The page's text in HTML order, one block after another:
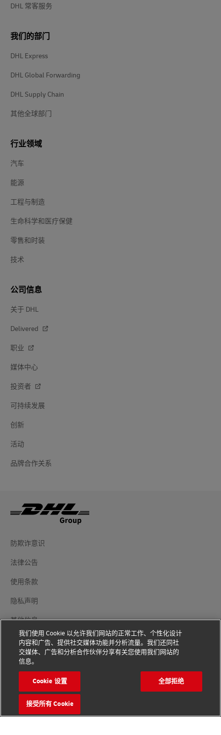
DHL 常客服务
我们的部门
DHL Express
DHL Global Forwarding
DHL Supply Chain
其他全球部门
行业领域
汽车
能源
工程与制造
生命科学和医疗保健
零售和时装
技术
公司信息
关于 DHL
Delivered
职业
媒体中心
投资者
可持续发展
创新
活动
品牌合作关系
防欺诈意识
法律公告
使用条款
隐私声明
其他信息
Cookie 设置
关注我们
我们使用 Cookie 以允许我们网站的正常工作、个性化设计
内容和广告、提供社交媒体功能并分析流量。我们还同社
交媒体、广告和分析合作伙伴分享有关您使用我们网站的
信息。
Cookie 设置 全部拒绝
接受所有 Cookie